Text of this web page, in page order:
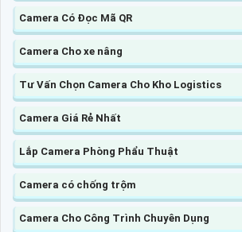
Camera Có Đọc Mã QR
Camera Cho xe nâng
Tư Vấn Chọn Camera Cho Kho Logistics
Camera Giá Rẻ Nhất
Lắp Camera Phòng Phẩu Thuật
Camera có chống trộm
Camera Cho Công Trình Chuyên Dụng